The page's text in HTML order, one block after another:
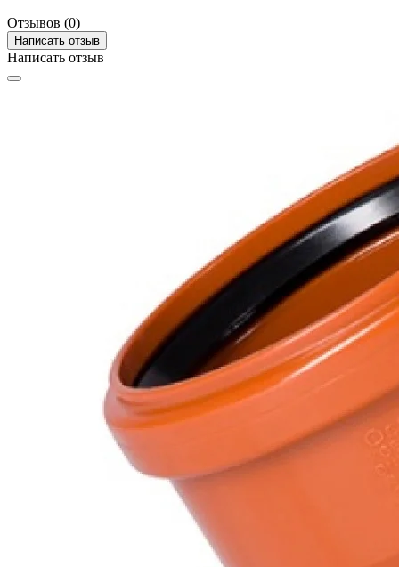
Отзывов (0)
Написать отзыв
Написать отзыв